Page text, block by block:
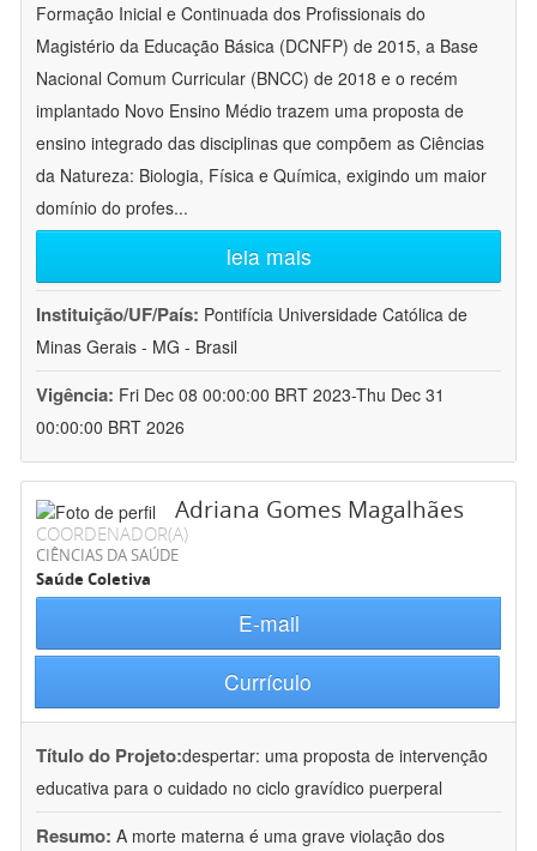
Formação Inicial e Continuada dos Profissionais do
Magistério da Educação Básica (DCNFP) de 2015, a Base
Nacional Comum Curricular (BNCC) de 2018 e o recém
implantado Novo Ensino Médio trazem uma proposta de
ensino integrado das disciplinas que compõem as Ciências
da Natureza: Biologia, Física e Química, exigindo um maior
domínio do profes...
leia mais
Instituição/UF/País: Pontifícia Universidade Católica de
Minas Gerais - MG - Brasil
Vigência: Fri Dec 08 00:00:00 BRT 2023-Thu Dec 31
00:00:00 BRT 2026
Adriana Gomes Magalhães
COORDENADOR(A)
CIÊNCIAS DA SAÚDE
Saúde Coletiva
E-mail
Currículo
Título do Projeto:despertar: uma proposta de intervenção
educativa para o cuidado no ciclo gravídico puerperal
Resumo: A morte materna é uma grave violação dos